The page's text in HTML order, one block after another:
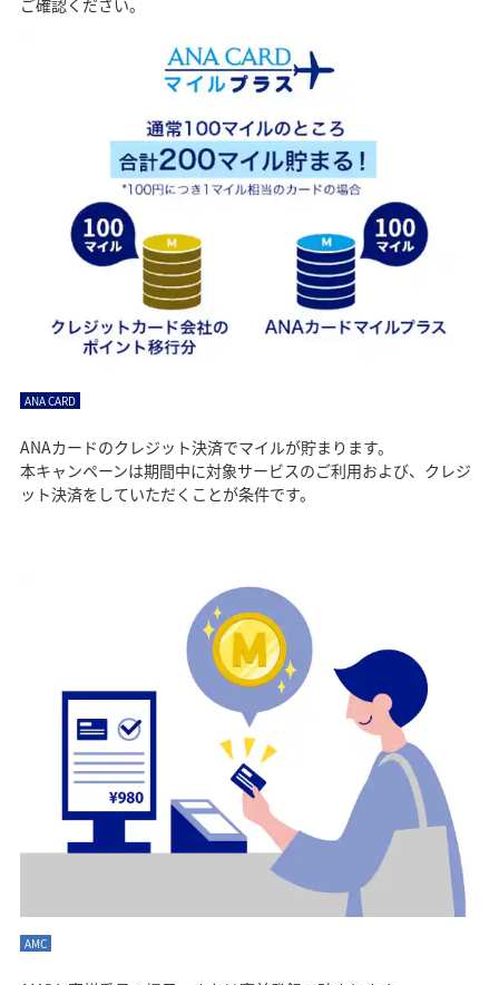
ANA CARD
ANAカードのクレジット決済でマイルが貯まります。
本キャンペーンは期間中に対象サービスのご利用および、クレジ
ット決済をしていただくことが条件です。
AMC